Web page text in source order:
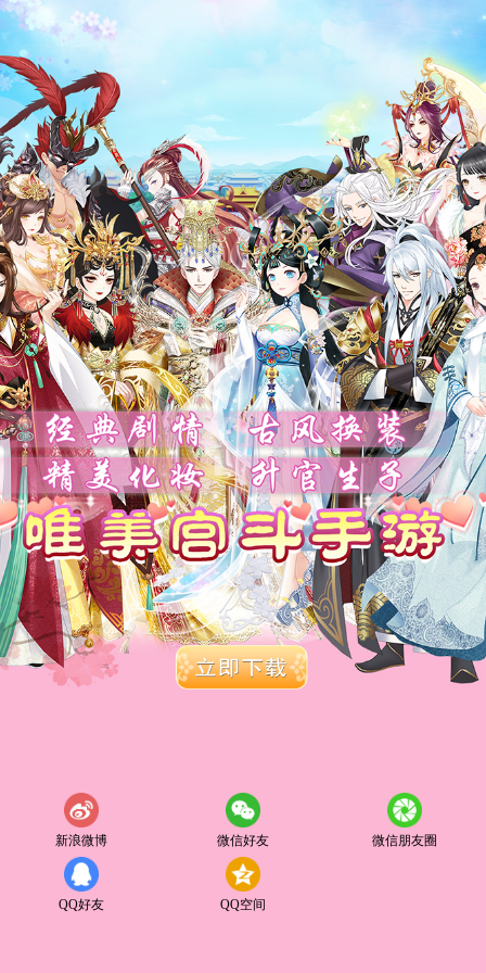
新浪微博 微信好友 微信朋友圈
QQ好友 QQ空间